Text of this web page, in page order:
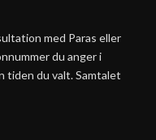
med Paras eller
du anger i
tiden du valt. Samtalet